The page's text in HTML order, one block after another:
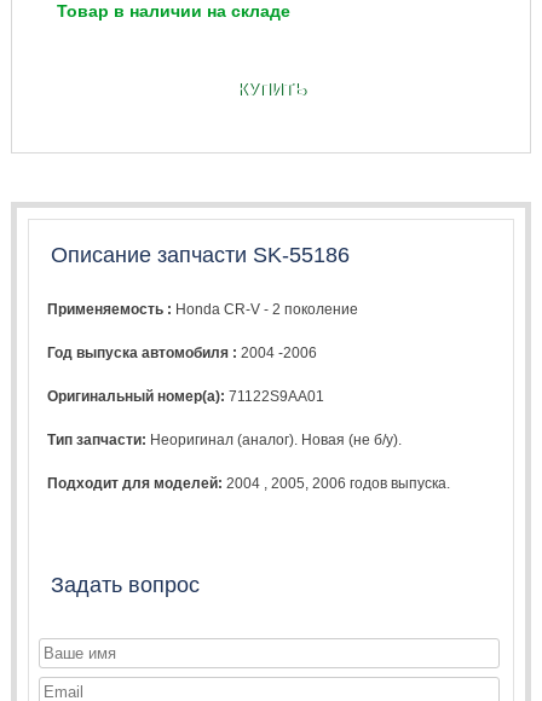
Товар в наличии на складе
КУПИТЬ
Описание запчасти SK-55186
Применяемость : Honda CR-V - 2 поколение
Год выпуска автомобиля :2004 -2006
Оригинальный номер(а):71122S9AA01
Тип запчасти: Неоригинал (аналог). Новая (не б/у).
Подходит для моделей: 2004 ,2005 ,2006 годов выпуска.
Задать вопрос